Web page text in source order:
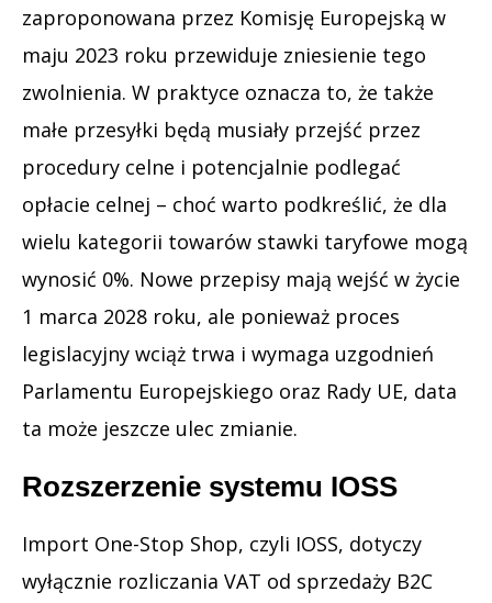
zaproponowana przez Komisję Europejską w
maju 2023 roku przewiduje zniesienie tego
zwolnienia. W praktyce oznacza to, że także
małe przesyłki będą musiały przejść przez
procedury celne i potencjalnie podlegać
opłacie celnej – choć warto podkreślić, że dla
wielu kategorii towarów stawki taryfowe mogą
wynosić 0%. Nowe przepisy mają wejść w życie
1 marca 2028 roku, ale ponieważ proces
legislacyjny wciąż trwa i wymaga uzgodnień
Parlamentu Europejskiego oraz Rady UE, data
ta może jeszcze ulec zmianie.
Rozszerzenie systemu IOSS
Import One-Stop Shop, czyli IOSS, dotyczy
wyłącznie rozliczania VAT od sprzedaży B2C